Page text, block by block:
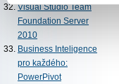
Visual Studio Team
Foundation Server
2010
Business Inteligence
pro každého:
PowerPivot